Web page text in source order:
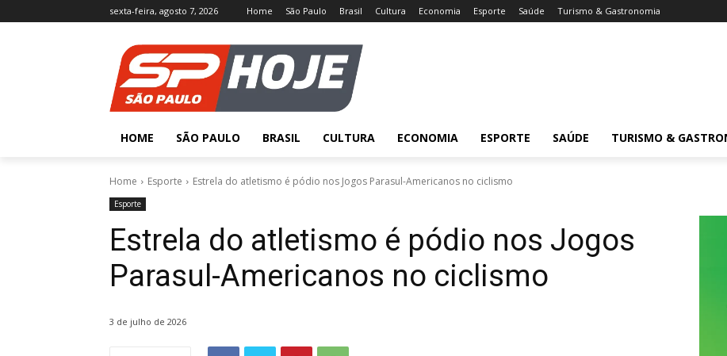
sexta-feira, agosto 7, 2026 Home São Paulo Brasil Cultura Economia Esporte Saúde Turismo & Gastronomia
HOME SÃO PAULO BRASIL CULTURA ECONOMIA ESPORTE SAÚDE TURISMO &
Home Esporte Estrela do atletismo é pódio nos Jogos Parasul-Americanos no ciclismo
Esporte
Estrela do atletismo é pódio nos Jogos
Parasul-Americanos no ciclismo
3 de julho de 2026